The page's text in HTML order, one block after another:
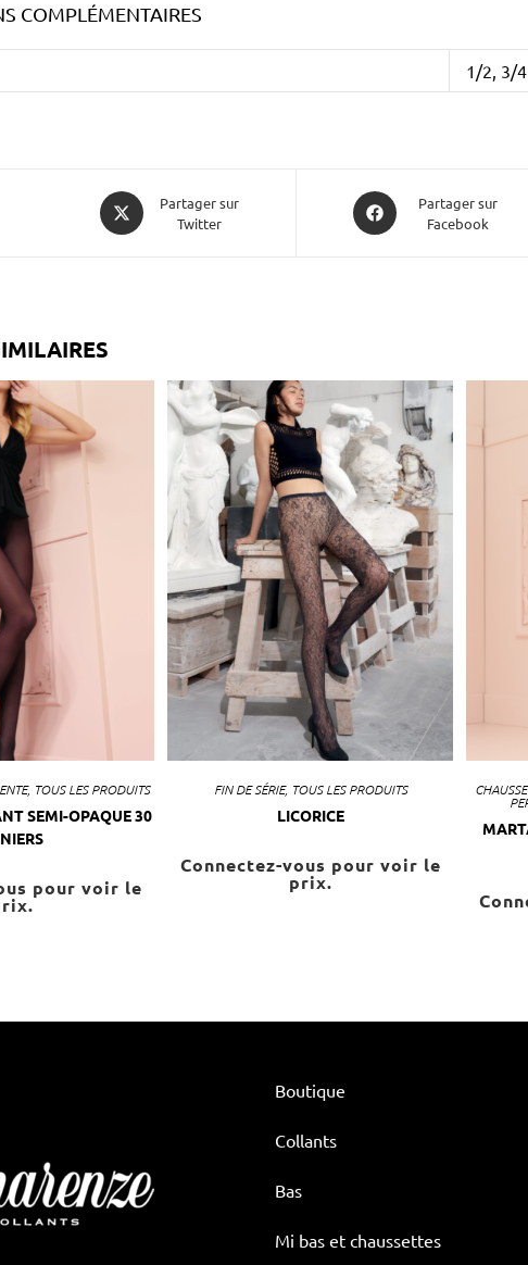
COMPLÉMENTAIRES
1/2, 3/4
Partager sur
Twitter
Partager sur
Facebook
, TOUS LES PRODUITS
SEMI-OPAQUE 30
pour voir le
FIN DE SÉRIE, TOUS LES PRODUITS
LICORICE
Connectez-vous pour voir le
prix.
Boutique
Collants
Bas
Mi bas et chaussettes